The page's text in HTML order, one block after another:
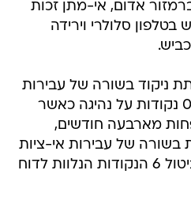
אדום, אי-מתן זכות
בטלפון סלולרי וירידה
ניקוד בשורה של עבירות
שוליות: הפחתה מ-6 ל-0 נקודות על נהיגה כאשר
מארבעה חודשים,
ל-4 נקודות בשורה של עבירות אי-ציות
לתמרור פנייה עם חץ, וביטול 6 הנקודות הנלוות לדוח